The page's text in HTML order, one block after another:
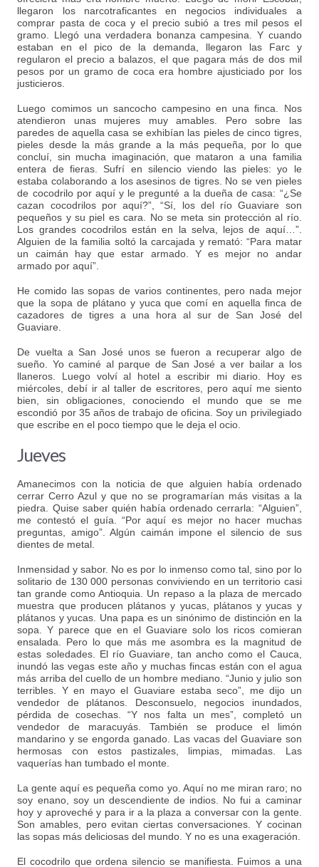
llegaron los narcotraficantes en negocios individuales a
comprar pasta de coca y el precio subió a tres mil pesos el
gramo. Llegó una verdadera bonanza campesina. Y cuando
estaban en el pico de la demanda, llegaron las Farc y
regularon el precio a balazos, el que pagara más de dos mil
pesos por un gramo de coca era hombre ajusticiado por los
justicieros.
Luego comimos un sancocho campesino en una finca. Nos
atendieron unas mujeres muy amables. Pero sobre las
paredes de aquella casa se exhibían las pieles de cinco tigres,
pieles desde la más grande a la más pequeña, por lo que
concluí, sin mucha imaginación, que mataron a una familia
entera de fieras. Sufrí en silencio viendo las pieles: yo le
estaba colaborando a los asesinos de tigres. No se ven pieles
de cocodrilo por aquí y le pregunté a la dueña de casa: “¿Se
cazan cocodrilos por aquí?”, “Sí, los del río Guaviare son
pequeños y su piel es cara. No se meta sin protección al río.
Los grandes cocodrilos están en la selva, lejos de aquí…”.
Alguien de la familia soltó la carcajada y remató: “Para matar
un caimán hay que estar armado. Y es mejor no andar
armado por aquí”.
He comido las sopas de varios continentes, pero nada mejor
que la sopa de plátano y yuca que comí en aquella finca de
cazadores de tigres a una hora al sur de San José del
Guaviare.
De vuelta a San José unos se fueron a recuperar algo de
sueño. Yo caminé al parque de San José a ver bailar a los
llaneros. Luego volví al hotel a escribir mi diario. Hoy es
miércoles, debí ir al taller de escritores, pero aquí me siento
bien, sin obligaciones, conociendo el mundo que se me
escondió por 35 años de trabajo de oficina. Soy un privilegiado
que escribe en el poco tiempo que le deja el ocio.
Jueves
Amanecimos con la noticia de que alguien había ordenado
cerrar Cerro Azul y que no se programarían más visitas a la
piedra. Quise saber quién había ordenado cerrarla: “Alguien”,
me contestó el guía. “Por aquí es mejor no hacer muchas
preguntas, amigo”. Algún caimán impone el silencio de sus
dientes de metal.
Inmensidad y sabor. No es por lo inmenso como tal, sino por lo
solitario de 130 000 personas conviviendo en un territorio casi
tan grande como Antioquia. Un repaso a la plaza de mercado
muestra que producen plátanos y yucas, plátanos y yucas y
plátanos y yucas. Una papa es un sinónimo de distinción en la
sopa. Y parece que en el Guaviare solo los ricos comieran
ensalada. Pero lo que más me asombra es la magnitud de
estas soledades. El río Guaviare, tan ancho como el Cauca,
inundó las vegas este año y muchas fincas están con el agua
más arriba del cuello de un hombre mediano. “Junio y julio son
terribles. Y en mayo el Guaviare estaba seco”, me dijo un
vendedor de plátanos. Desconsuelo, negocios inundados,
pérdida de cosechas. “Y nos falta un mes”, completó un
vendedor de maracuyás. También se produce el limón
mandarino y se engorda ganado. Las vacas del Guaviare son
hermosas con estos pastizales, limpias, mimadas. Las
vaquerías han tumbado el monte.
La gente aquí es pequeña como yo. Aquí no me miran raro; no
soy enano, soy un descendiente de indios. No fui a caminar
hoy y aproveché y para ir a la plaza a conversar con la gente.
Son amables, pero evitan ciertas conversaciones. Y cocinan
las sopas más deliciosas del mundo. Y no es una exageración.
El cocodrilo que ordena silencio se manifiesta. Fuimos a una